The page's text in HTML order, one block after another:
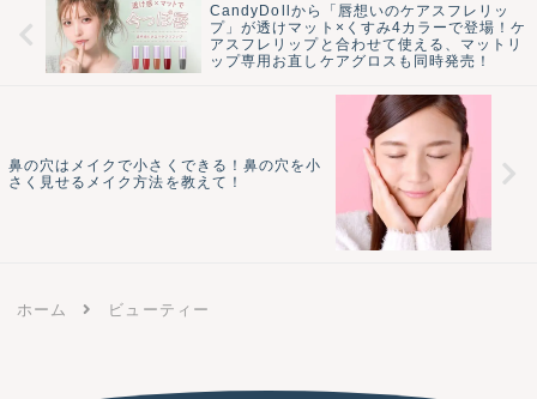
CandyDollから「唇想いのケアスフレリッ
プ」が透けマット×くすみ4カラーで登場！ケ
アスフレリップと合わせて使える、マットリ
ップ専用お直しケアグロスも同時発売！
鼻の穴はメイクで小さくできる！鼻の穴を小
さく見せるメイク方法を教えて！
ホーム ビューティー